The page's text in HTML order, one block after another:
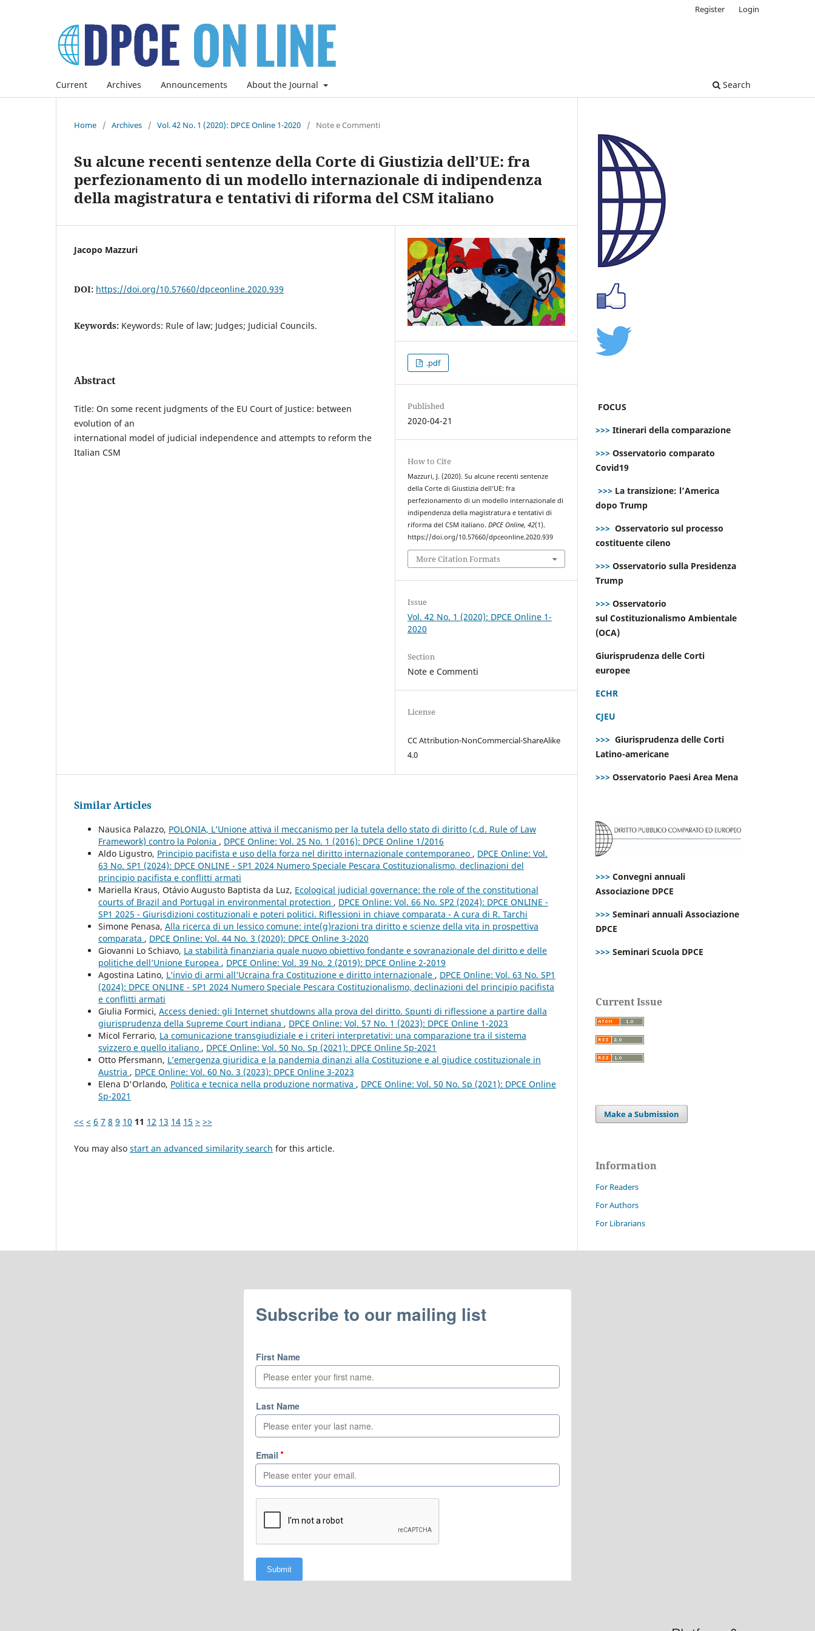
Current Archives Announcements About the Journal Search
Register Login
Home / Archives / Vol. 42 No. 1 (2020): DPCE Online 1-2020 / Note e Commenti
Su alcune recenti sentenze della Corte di Giustizia dell’UE: fra
perfezionamento di un modello internazionale di indipendenza
della magistratura e tentativi di riforma del CSM italiano
Jacopo Mazzuri
DOI: https://doi.org/10.57660/dpceonline.2020.939
Keywords: Keywords: Rule of law; Judges; Judicial Councils.
Abstract
Title: On some recent judgments of the EU Court of Justice: between
evolution of an
international model of judicial independence and attempts to reform the
Italian CSM
.pdf
Published
2020-04-21
How to Cite
Mazzuri, J. (2020). Su alcune recenti sentenze
della Corte di Giustizia dell’UE: fra
perfezionamento di un modello internazionale di
indipendenza della magistratura e tentativi di
riforma del CSM italiano.DPCE Online,42(1).
https://doi.org/10.57660/dpceonline.2020.939
More Citation Formats
Issue
Vol. 42 No. 1 (2020): DPCE Online 1-
2020
Section
Note e Commenti
License
CC Attribution-NonCommercial-ShareAlike
4.0
Similar Articles
Nausica Palazzo, POLONIA, L’Unione attiva il meccanismo per la tutela dello stato di diritto (c.d. Rule of Law
Framework) contro la Polonia , DPCE Online: Vol. 25 No. 1 (2016): DPCE Online 1/2016
Aldo Ligustro, Principio pacifista e uso della forza nel diritto internazionale contemporaneo , DPCE Online: Vol.
63 No. SP1 (2024): DPCE ONLINE - SP1 2024 Numero Speciale Pescara Costituzionalismo, declinazioni del
principio pacifista e conflitti armati
Mariella Kraus, Otávio Augusto Baptista da Luz, Ecological judicial governance: the role of the constitutional
courts of Brazil and Portugal in environmental protection , DPCE Online: Vol. 66 No. SP2 (2024): DPCE ONLINE -
SP1 2025 - Giurisdizioni costituzionali e poteri politici. Riflessioni in chiave comparata - A cura di R. Tarchi
Simone Penasa, Alla ricerca di un lessico comune: inte(g)razioni tra diritto e scienze della vita in prospettiva
comparata , DPCE Online: Vol. 44 No. 3 (2020): DPCE Online 3-2020
Giovanni Lo Schiavo, La stabilità finanziaria quale nuovo obiettivo fondante e sovranazionale del diritto e delle
politiche dell’Unione Europea , DPCE Online: Vol. 39 No. 2 (2019): DPCE Online 2-2019
Agostina Latino, L’invio di armi all’Ucraina fra Costituzione e diritto internazionale , DPCE Online: Vol. 63 No. SP1
(2024): DPCE ONLINE - SP1 2024 Numero Speciale Pescara Costituzionalismo, declinazioni del principio pacifista
e conflitti armati
Giulia Formici, Access denied: gli Internet shutdowns alla prova del diritto. Spunti di riflessione a partire dalla
giurisprudenza della Supreme Court indiana , DPCE Online: Vol. 57 No. 1 (2023): DPCE Online 1-2023
Micol Ferrario, La comunicazione transgiudiziale e i criteri interpretativi: una comparazione tra il sistema
svizzero e quello italiano , DPCE Online: Vol. 50 No. Sp (2021): DPCE Online Sp-2021
Otto Pfersmann, L’emergenza giuridica e la pandemia dinanzi alla Costituzione e al giudice costituzionale in
Austria , DPCE Online: Vol. 60 No. 3 (2023): DPCE Online 3-2023
Elena D'Orlando, Politica e tecnica nella produzione normativa , DPCE Online: Vol. 50 No. Sp (2021): DPCE Online
Sp-2021
<< < 6 7 8 9 10 11 12 13 14 15 > >>
You may also start an advanced similarity search for this article.
FOCUS
>>> Itinerari della comparazione
>>> Osservatorio comparato
Covid19
>>> La transizione: l’America
dopo Trump
>>> Osservatorio sul processo
costituente cileno
>>> Osservatorio sulla Presidenza
Trump
>>> Osservatorio
sul Costituzionalismo Ambientale
(OCA)
Giurisprudenza delle Corti
europee
ECHR
CJEU
>>> Giurisprudenza delle Corti
Latino-americane
>>> Osservatorio Paesi Area Mena
>>> Convegni annuali
Associazione DPCE
>>> Seminari annuali Associazione
DPCE
>>> Seminari Scuola DPCE
Current Issue
Make a Submission
Information
For Readers
For Authors
For Librarians